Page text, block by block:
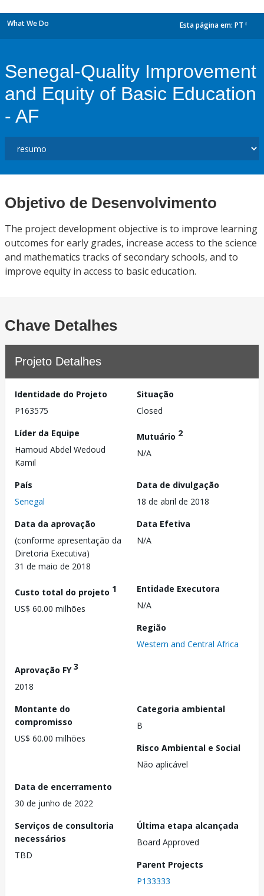
What We Do Esta página em: PT
Senegal-Quality Improvement
and Equity of Basic Education
- AF
Objetivo de Desenvolvimento
The project development objective is to improve learning
outcomes for early grades, increase access to the science
and mathematics tracks of secondary schools, and to
improve equity in access to basic education.
Chave Detalhes
Projeto Detalhes
Identidade do Projeto
P163575
Situação
Closed
Líder da Equipe
Hamoud Abdel Wedoud
Kamil
Mutuário 2
N/A
País
Senegal
Data de divulgação
18 de abril de 2018
Data da aprovação
(conforme apresentação da
Diretoria Executiva)
31 de maio de 2018
Data Efetiva
N/A
Custo total do projeto 1
US$ 60.00 milhões
Entidade Executora
N/A
Região
Western and Central Africa
Aprovação FY3
2018
Montante do
compromisso
US$ 60.00 milhões
Categoria ambiental
B
Risco Ambiental e Social
Não aplicável
Data de encerramento
30 de junho de 2022
Serviços de consultoria
necessários
TBD
Última etapa alcançada
Board Approved
Parent Projects
P133333